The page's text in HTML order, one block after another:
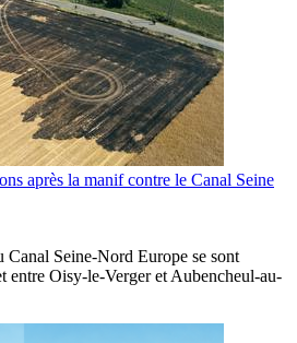
après la manif contre le Canal Seine
Canal Seine-Nord Europe se sont
entre Oisy-le-Verger et Aubencheul-au-